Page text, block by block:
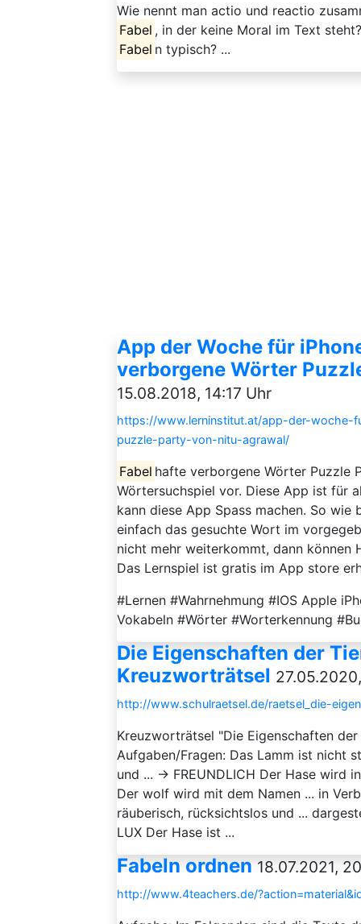
Wie nennt man actio und reactio
Fabel , in der keine Moral im Text
Fabel n typisch? ...
App der Woche für
verborgene Wörter
15.08.2018, 14:17 Uhr
https://www.lerninstitut.at/app-der-woche-
puzzle-party-von-nitu-agrawal/
Fabel hafte verborgene Wörter Puzzle
Wörtersuchspiel vor. Diese App ist für
kann diese App Spass machen. So wie
einfach das gesuchte Wort im
nicht mehr weiterkommt, dann können
Das Lernspiel ist gratis im App store
#Lernen #Wahrnehmung #IOS Apple
Vokabeln #Wörter #Worterkennung
Die Eigenschaften der
Kreuzworträtsel
http://www.schulraetsel.de/raetsel_die-
Kreuzworträtsel "Die Eigenschaften
Aufgaben/Fragen: Das Lamm ist nicht
und ... → FREUNDLICH Der Hase wird
Der wolf wird mit dem Namen ... in
räuberisch, rücksichtslos und ...
LUX Der Hase ist ...
Fabeln ordnen 18.07.2021,
http://www.4teachers.de/